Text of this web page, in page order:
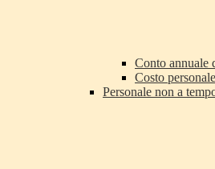
Conto annuale
Costo
Personale non a